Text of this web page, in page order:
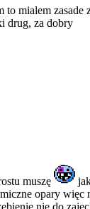
mialem
drug, za dobry
muszę
opary więc
nie do